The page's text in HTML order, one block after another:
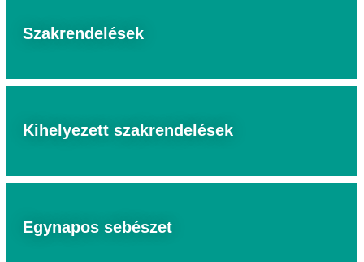
Szakrendelések
Kihelyezett szakrendelések
Egynapos sebészet